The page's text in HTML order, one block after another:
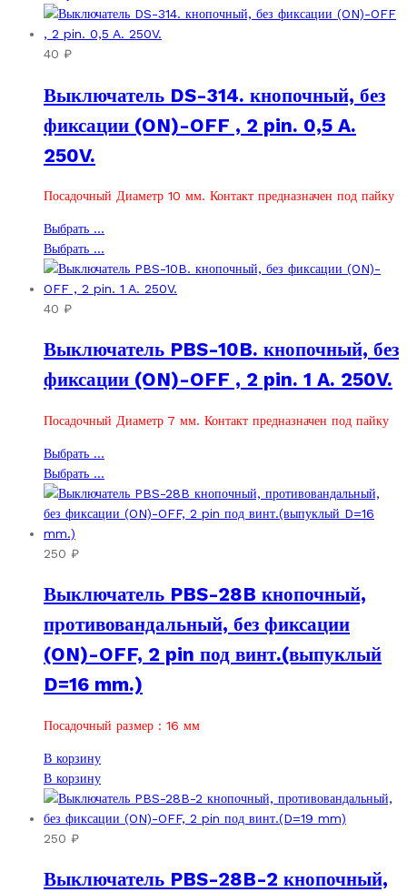
имеет
несколько
можно
на
товар
имеет
Опции
выбрать
товара.
40 ₽
Выключатель DS-314. кнопочный, без
фиксации (ON)-OFF , 2 pin. 0,5 A.
250V.
Посадочный Диаметр 10 мм. Контакт предназначен под пайку
Выбрать ...
имеет
несколько
можно
на
товара.
Выбрать ...
товар
имеет
Опции
выбрать
странице
40 ₽
Выключатель PBS-10B. кнопочный, без
фиксации (ON)-OFF , 2 pin. 1 A. 250V.
Посадочный Диаметр 7 мм. Контакт предназначен под пайку
Выбрать ...
имеет
несколько
выбрать
странице
товара.
Выбрать ...
товар
имеет
можно
на
странице
250 ₽
Выключатель PBS-28B кнопочный,
противовандальный, без фиксации
(ON)-OFF, 2 pin под винт.(выпуклый
D=16 mm.)
Посадочный размер : 16 мм
В корзину
В корзину
250 ₽
Выключатель PBS-28B-2 кнопочный,